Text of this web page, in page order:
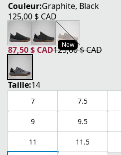
Couleur:Graphite, Black
125,00 $ CAD
prix actuel 125,00 $ CAD
New
87,50 $ CAD
prix actuel 87,50 $ CAD
125,00 $ CAD
prix original 125,00 $ CAD
Taille:14
7 7.5
9 9.5
11 11.5